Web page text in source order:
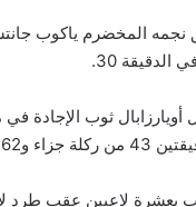
المخضرم ياكوب
30.
ثوب الإجادة
الترتيب.
بعشرة لاعبين عقب طرد